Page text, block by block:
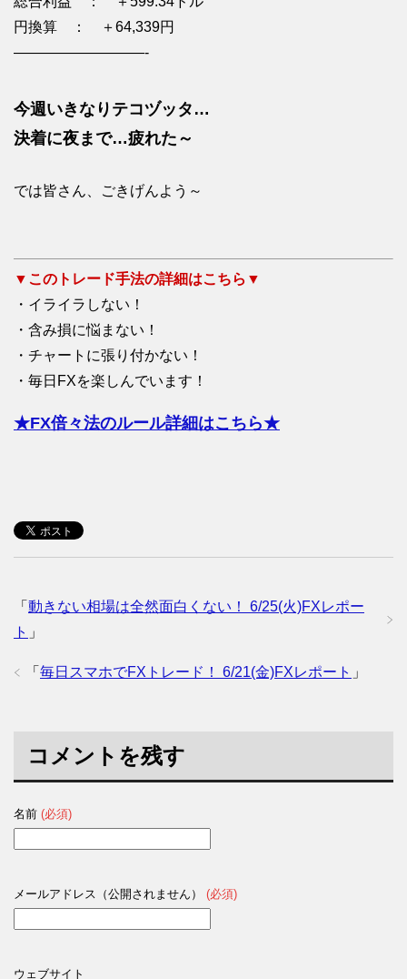
円換算 ： ＋64,339円
—————————-
今週いきなりテコヅッタ…
決着に夜まで…疲れた～
では皆さん、ごきげんよう～
▼このトレード手法の詳細はこちら▼
・イライラしない！
・含み損に悩まない！
・チャートに張り付かない！
・毎日FXを楽しんでいます！
★FX倍々法のルール詳細はこちら★
「 動きない相場は全然面白くない！ 6/25(火)FXレポー
ト 」
「 毎日スマホでFXトレード！ 6/21(金)FXレポート 」
コメントを残す
名前 (必須)
メールアドレス（公開されません） (必須)
ウェブサイト